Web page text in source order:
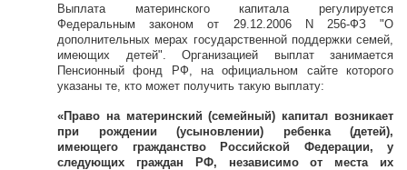
Выплата материнского капитала регулируется
Федеральным законом от 29.12.2006 N 256-ФЗ "О
дополнительных мерах государственной поддержки семей,
имеющих детей". Организацией выплат занимается
Пенсионный фонд РФ, на официальном сайте которого
указаны те, кто может получить такую выплату:
«Право на материнский (семейный) капитал возникает
при рождении (усыновлении) ребенка (детей),
имеющего гражданство Российской Федерации, у
следующих граждан РФ, независимо от места их